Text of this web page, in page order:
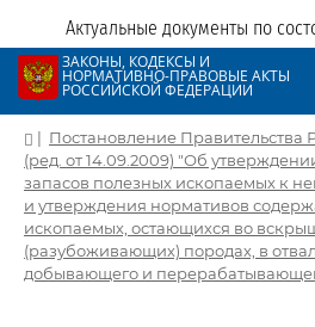
Актуальные документы по
ЗАКОНЫ, КОДЕКСЫ И
НОРМАТИВНО-ПРАВОВЫЕ АКТЫ
РОССИЙСКОЙ ФЕДЕРАЦИИ
| Постановление Правительства
(ред. от 14.09.2009) "Об
запасов полезных ископаемых к
и утверждения нормативов
ископаемых, остающихся во
(разубоживающих) породах, в
добывающего и